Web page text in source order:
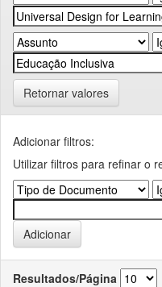
Retornar valores
Adicionar filtros:
Utilizar filtros para refinar o
Resultados/Página